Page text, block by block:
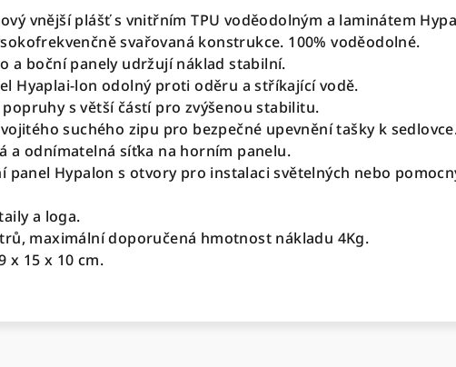
vnější plášť s vnitřním TPU voděodolným a laminátem
svařovaná konstrukce. 100% voděodolné.
a boční panely udržují náklad stabilní.
Hyaplai-lon odolný proti oděru a stříkající vodě.
popruhy s větší částí pro zvýšenou stabilitu.
suchého zipu pro bezpečné upevnění tašky k
a odnímatelná síťka na horním panelu.
panel Hypalon s otvory pro instalaci světelných nebo
a loga.
maximální doporučená hmotnost nákladu 4Kg.
x 15 x 10 cm.